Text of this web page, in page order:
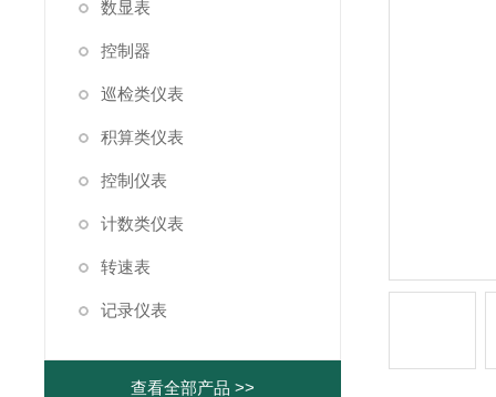
数显表
控制器
巡检类仪表
积算类仪表
控制仪表
计数类仪表
转速表
记录仪表
查看全部产品 >>